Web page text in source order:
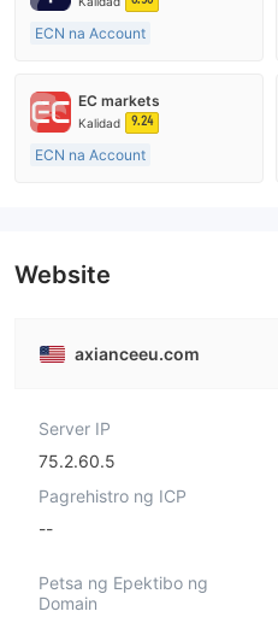
ECN na Account
Kinokontrol sa Australia
Paggawa ng Market (MM)
EC markets
Kalidad 9.24
ECN na Account
Pangunahing label na MT4
Website
axianceeu.com
Server IP
75.2.60.5
Pagrehistro ng ICP
--
Petsa ng Epektibo ng
Domain